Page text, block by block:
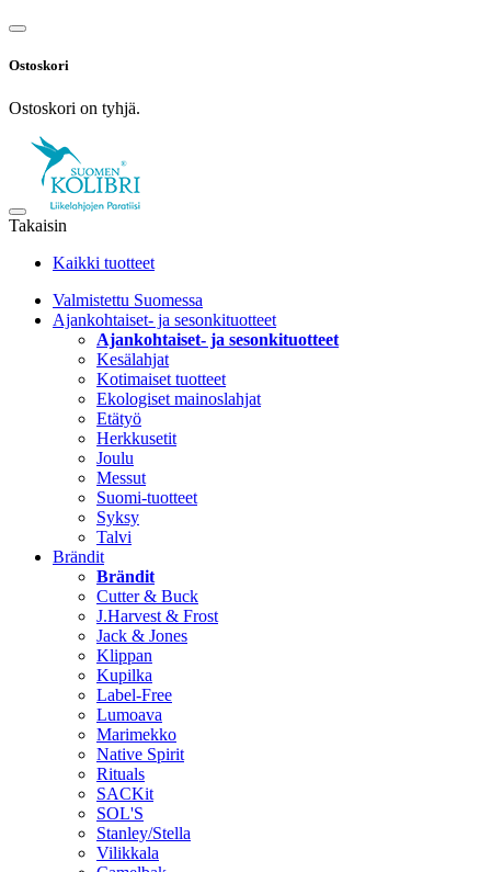
Ostoskori
Ostoskori on tyhjä.
Takaisin
Kaikki tuotteet
Valmistettu Suomessa
Ajankohtaiset- ja sesonkituotteet
Ajankohtaiset- ja sesonkituotteet
Kesälahjat
Kotimaiset tuotteet
Ekologiset mainoslahjat
Etätyö
Herkkusetit
Joulu
Messut
Suomi-tuotteet
Syksy
Talvi
Brändit
Brändit
Cutter & Buck
J.Harvest & Frost
Jack & Jones
Klippan
Kupilka
Label-Free
Lumoava
Marimekko
Native Spirit
Rituals
SACKit
SOL'S
Stanley/Stella
Vilikkala